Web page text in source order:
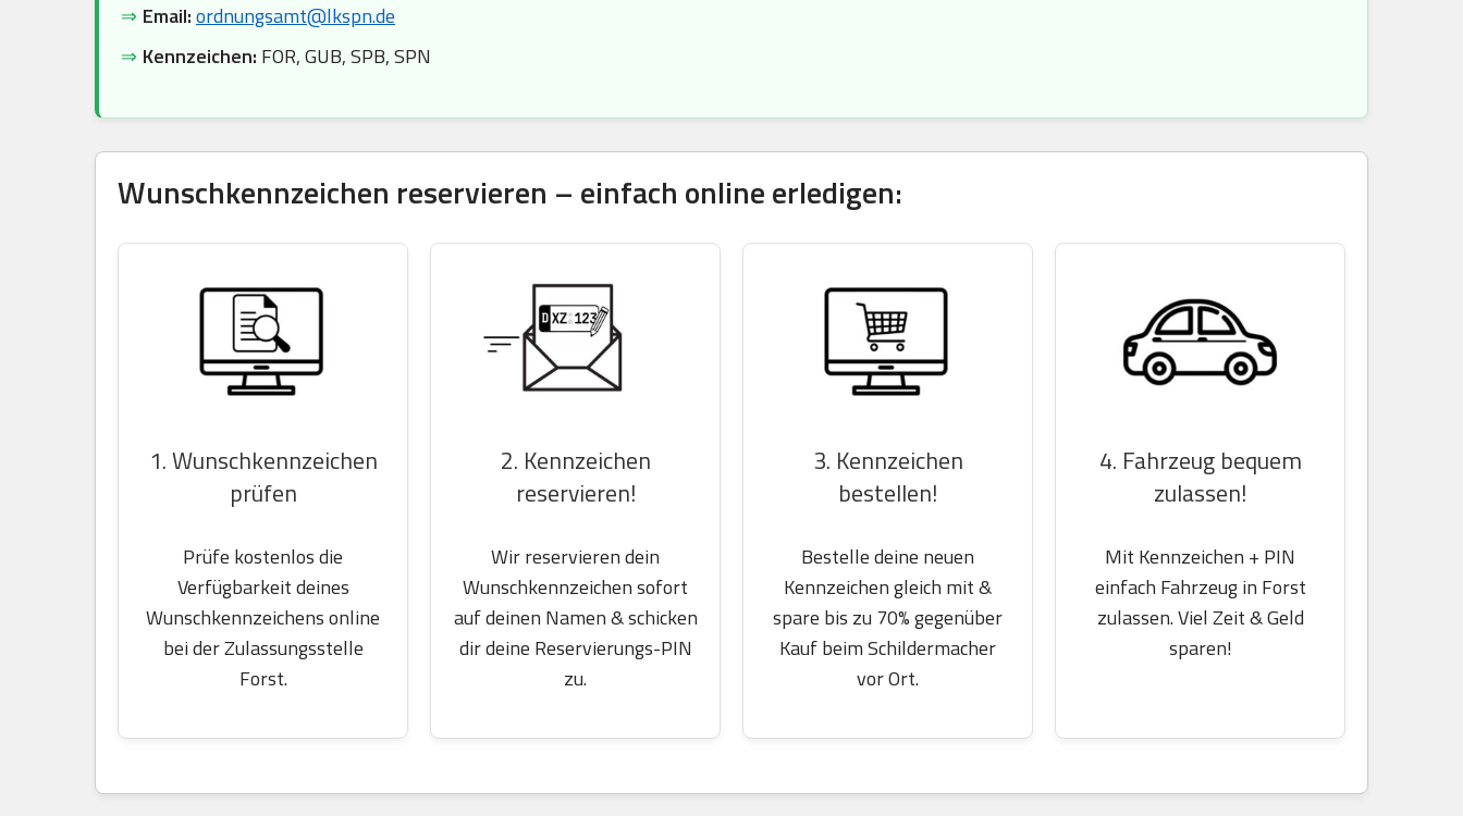
⇒ Email:ordnungsamt@lkspn.de
⇒ Kennzeichen: FOR, GUB, SPB, SPN
Wunschkennzeichen reservieren – einfach online erledigen:
1. Wunschkennzeichen
prüfen
Prüfe kostenlos die
Verfügbarkeit deines
Wunschkennzeichens online
bei der Zulassungsstelle
Forst.
2. Kennzeichen
reservieren!
Wir reservieren dein
Wunschkennzeichen sofort
auf deinen Namen & schicken
dir deine Reservierungs-PIN
zu.
3. Kennzeichen
bestellen!
Bestelle deine neuen
Kennzeichen gleich mit &
spare bis zu 70% gegenüber
Kauf beim Schildermacher
vor Ort.
4. Fahrzeug bequem
zulassen!
Mit Kennzeichen + PIN
einfach Fahrzeug in Forst
zulassen. Viel Zeit & Geld
sparen!